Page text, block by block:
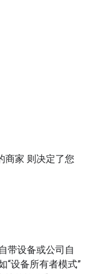
商家 则决定了您
带设备或公司自
“设备所有者模式”